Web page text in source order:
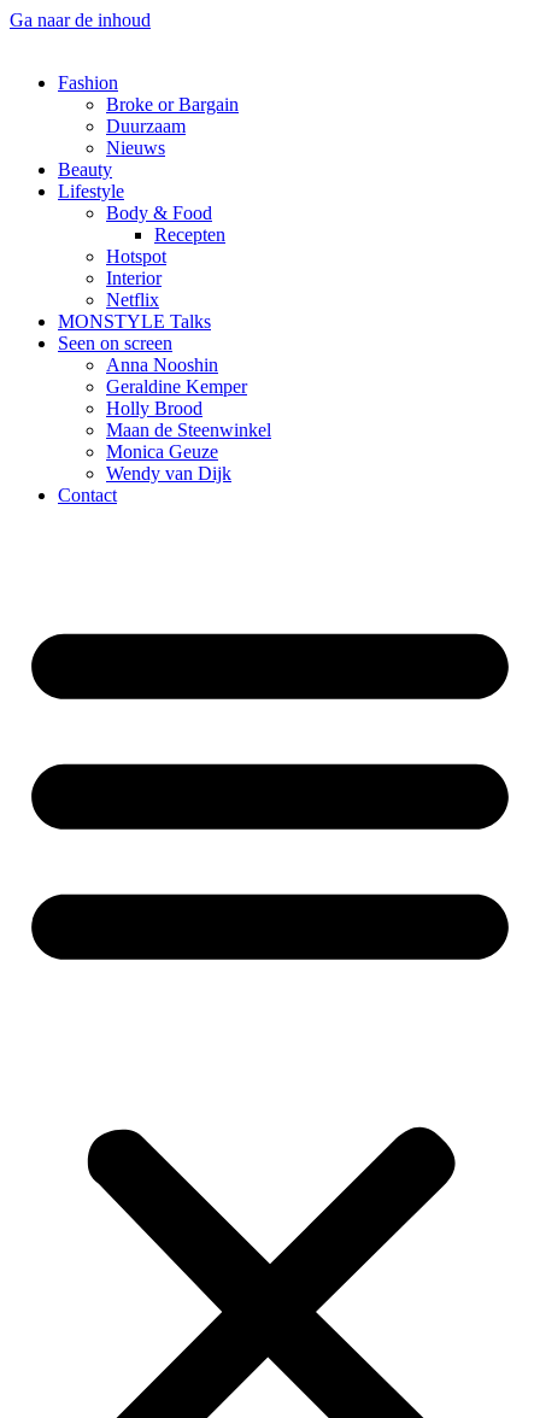
Ga naar de inhoud
Fashion
Broke or Bargain
Duurzaam
Nieuws
Beauty
Lifestyle
Body & Food
Recepten
Hotspot
Interior
Netflix
MONSTYLE Talks
Seen on screen
Anna Nooshin
Geraldine Kemper
Holly Brood
Maan de Steenwinkel
Monica Geuze
Wendy van Dijk
Contact